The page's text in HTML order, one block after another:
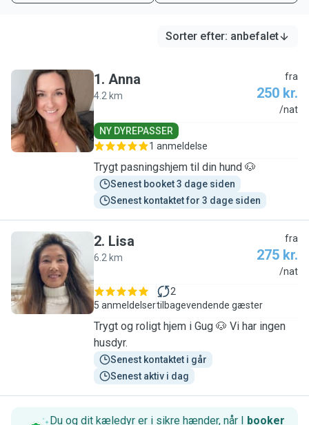
Sorter efter: anbefalet
A
1. Anna
4.2 km
fra
250 kr.
/nat
NY DYREPASSER
1 anmeldelse
Trygt pasningshjem til din hund 🐶
Senest booket 3 dage siden
Senest kontaktet for 3 dage siden
L
2. Lisa
6.2 km
fra
275 kr.
/nat
5 anmeldelser
2
tilbagevendende gæster
Trygt og roligt hjem i Gug 🐶 Vi har ingen
husdyr.
Senest kontaktet i går
Senest aktiv i dag
Du og dit kæledyr er i sikre hænder, når I booker